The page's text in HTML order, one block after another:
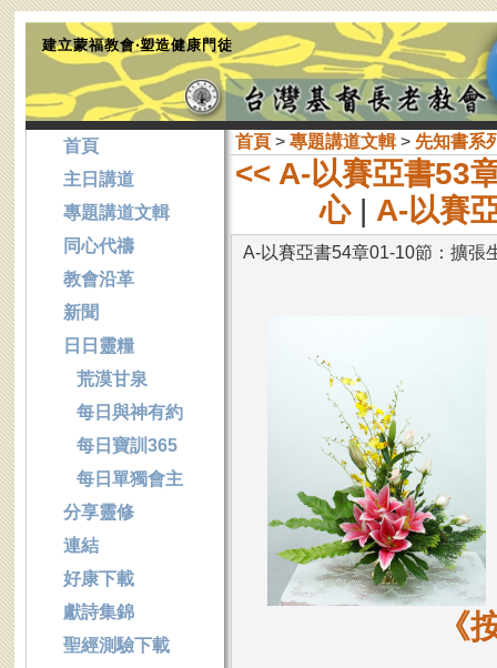
建立蒙福教會‧塑造健康門徒
首頁> 專題講道文輯> 先知書系
<< A-以賽亞書53
心 | A-以賽
A-以賽亞書54章01-10節：擴張
《
首頁
主日講道
專題講道文輯
同心代禱
教會沿革
新聞
日日靈糧
荒漠甘泉
每日與神有約
每日寶訓365
每日單獨會主
分享靈修
連結
好康下載
獻詩集錦
聖經測驗下載